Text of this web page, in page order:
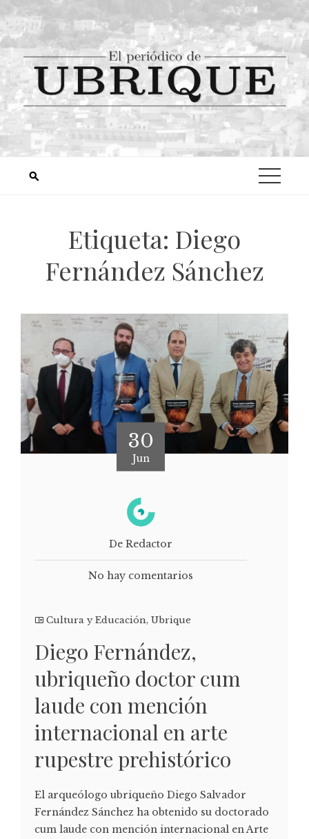
Etiqueta: Diego
Fernández Sánchez
30
Jun
De Redactor
No hay comentarios
Cultura y Educación, Ubrique
Diego Fernández,
ubriqueño doctor cum
laude con mención
internacional en arte
rupestre prehistórico
El arqueólogo ubriqueño Diego Salvador
Fernández Sánchez ha obtenido su doctorado
cum laude con mención internacional en Arte